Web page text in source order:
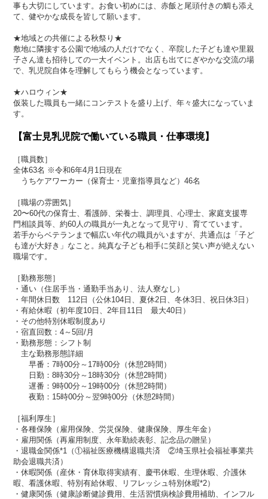
事も大切にしています。お食い初めには、赤飯と尾頭付きの鯛も添え
て、健やかな成長を皆して願います。
★地域との共催による秋祭り★
敷地に隣接する公園で地域の人だけでなく、卒院した子ども達や里親
子さん達も招待しての一大イベント。出店も出てにぎやかな交流の場
で、乳児院自体を理解してもらう機会となっています。
★ハロウィン★
仮装した職員も一緒にコンテストを盛り上げ、年々盛大になっていま
す。
【富士見乳児院で働いている職員・仕事環境】
［職員数］
全体63名 ※令和6年4月1日現在
うちケアワーカー（保育士・児童指導員など）46名
［職場の雰囲気］
20〜60代の保育士、看護師、栄養士、調理員、心理士、家庭支援専
門相談員等、約60人の職員が一丸となって見守り、育てています。
若手からベテランまで幅広い年代の職員がいますが、共通点は「子ど
も達が大好き」なこと。純真な子ども相手に笑顔と笑い声が絶えない
職場です。
［勤務形態］
・通い（住居手当・通勤手当あり、法人寮なし）
・年間休日数 112日（公休104日、夏休2日、冬休3日、祝日休3日）
・有給休暇（初年度10日、2年目11日 最大40日）
・その他特別休暇制度あり
・宿直回数：4～5回/月
・勤務形態：シフト制
主な勤務形態詳細
早番：7時00分～17時00分（休憩2時間）
日勤：8時30分～18時30分（休憩2時間）
遅番：9時00分～19時00分（休憩2時間）
夜勤：15時00分～翌9時00分（休憩2時間）
［福利厚生］
・各種保険（雇用保険、労災保険、健康保険、厚生年金）​​
・雇用関係（再雇用制度、永年勤続表彰、記念品の贈呈）
・退職金関係*1（①福祉医療機構退職共済 ②埼玉県社会福祉事業共
助会退職共済）
・休暇関係（産休・育休取得実績有、慶弔休暇​​、生理休暇、介護休
暇、看護休暇、特別有給休暇、リフレッシュ特別休暇*2）
・健康関係（健康診断健診費用、生活習慣病検診費用補助、インフル